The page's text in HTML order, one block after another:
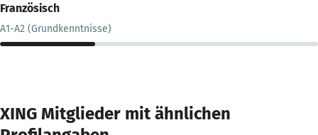
Französisch
A1-A2 (Grundkenntnisse)
XING Mitglieder mit ähnlichen